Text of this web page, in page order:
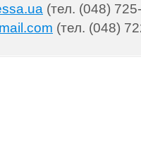
(тел. (048)
(тел. (048)